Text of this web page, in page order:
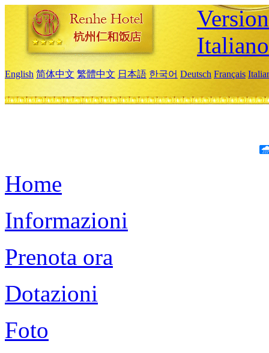
Italiano
English 简体中文 繁體中文 日本語 한국어 Deutsch Français
Home
Informazioni
Prenota ora
Dotazioni
Foto